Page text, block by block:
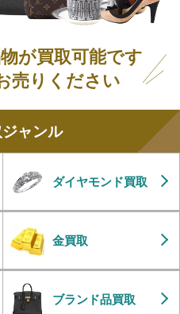
が買取可能です
売りください
ャンル
ダイヤモンド買取
金買取
ブランド品買取